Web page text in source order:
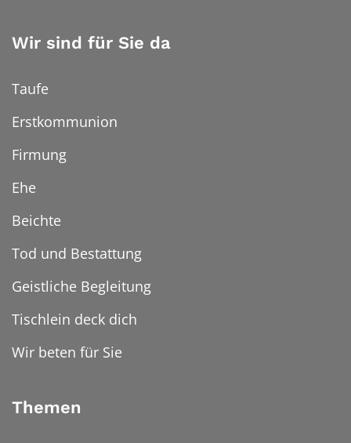
Wir sind für Sie da
Taufe
Erstkommunion
Firmung
Ehe
Beichte
Tod und Bestattung
Geistliche Begleitung
Tischlein deck dich
Wir beten für Sie
Themen